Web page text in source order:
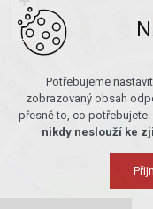
−
Potřebujeme
zobrazovaný obsah
přesně to, co
nikdy neslouží ke